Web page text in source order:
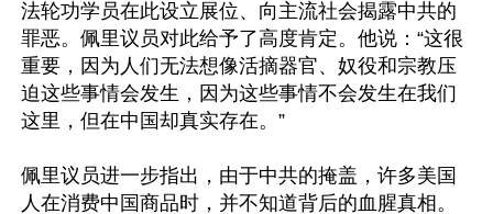
法轮功学员在此设立展位、向主流社会揭露中共的
罪恶。佩里议员对此给予了高度肯定。他说：“这很
重要，因为人们无法想像活摘器官、奴役和宗教压
迫这些事情会发生，因为这些事情不会发生在我们
这里，但在中国却真实存在。”
佩里议员进一步指出，由于中共的掩盖，许多美国
人在消费中国商品时，并不知道背后的血腥真相。